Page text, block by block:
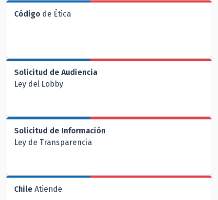
Código de Ética
Solicitud de Audiencia
Ley del Lobby
Solicitud de Información
Ley de Transparencia
Chile Atiende